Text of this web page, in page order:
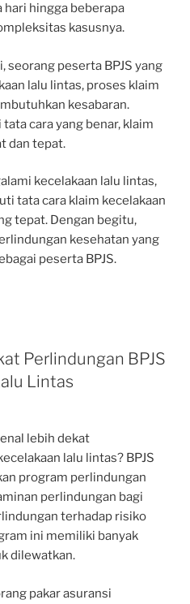
hari hingga beberapa
kasusnya.
seorang peserta BPJS yang
lalu lintas, proses klaim
kesabaran.
cara yang benar, klaim
dan tepat.
kecelakaan lalu lintas,
tata cara klaim kecelakaan
tepat. Dengan begitu,
kesehatan yang
peserta BPJS.
Perlindungan BPJS
Lintas
lebih dekat
lalu lintas? BPJS
program perlindungan
perlindungan bagi
terhadap risiko
ini memiliki banyak
dilewatkan.
pakar asuransi